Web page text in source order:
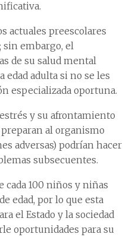
actuales preescolares
sin embargo, el
de su salud mental
edad adulta si no se les
especializada oportuna.
y su afrontamiento
al organismo
adversas) podrían hacer
subsecuentes.
cada 100 niños y niñas
edad, por lo que esta
el Estado y la sociedad
oportunidades para su